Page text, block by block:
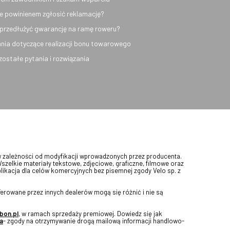
powinienem zgłosić reklamację?
gwarancję na ramę roweru?
dotyczące realizacji bonu towarowego
pytania i rozwiązania
od modyfikacji wprowadzonych przez producenta.
materiały tekstowe, zdjęciowe, graficzne, filmowe oraz
dla celów komercyjnych bez pisemnej zgody Velo sp. z
przez innych dealerów mogą się różnić i nie są
, w ramach sprzedaży premiowej. Dowiedz się jak
- zgody na otrzymywanie drogą mailową informacji handlowo-